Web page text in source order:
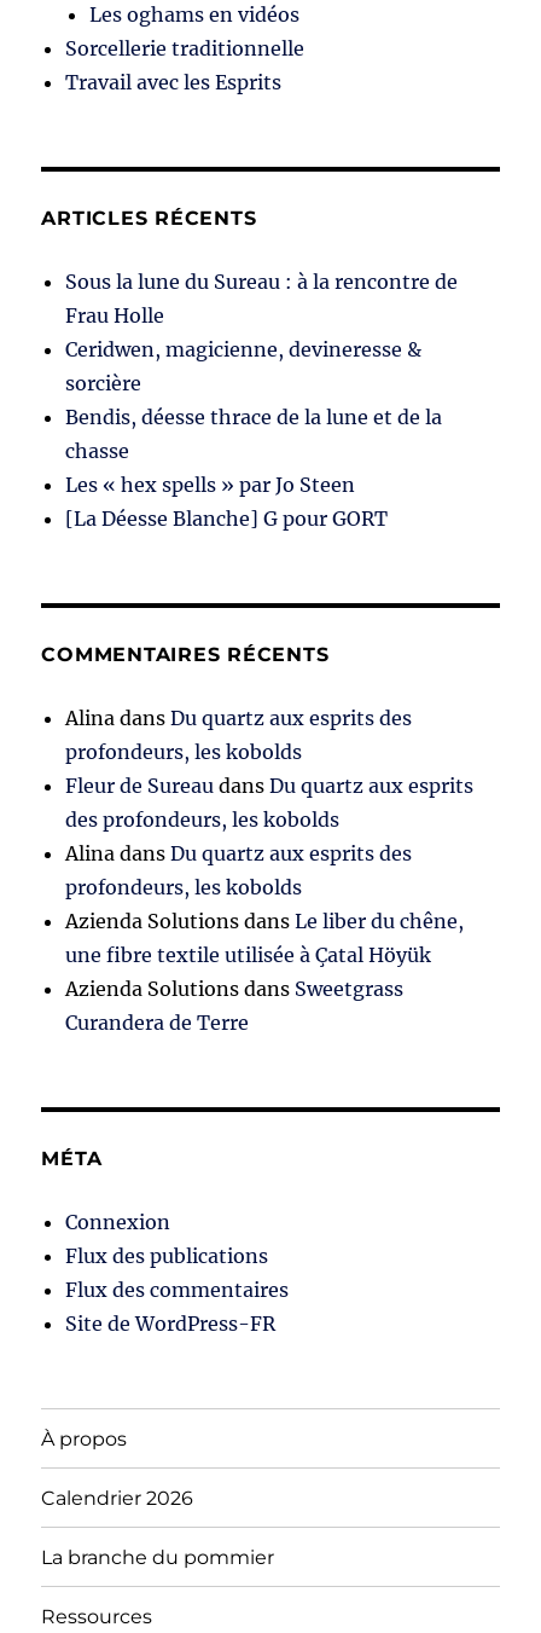
Les oghams en vidéos
Sorcellerie traditionnelle
Travail avec les Esprits
ARTICLES RÉCENTS
Sous la lune du Sureau : à la rencontre de
Frau Holle
Ceridwen, magicienne, devineresse &
sorcière
Bendis, déesse thrace de la lune et de la
chasse
Les « hex spells » par Jo Steen
[La Déesse Blanche] G pour GORT
COMMENTAIRES RÉCENTS
Alina dansDu quartz aux esprits des
profondeurs, les kobolds
Fleur de Sureau dansDu quartz aux esprits
des profondeurs, les kobolds
Alina dansDu quartz aux esprits des
profondeurs, les kobolds
Azienda Solutions dansLe liber du chêne,
une fibre textile utilisée à Çatal Höyük
Azienda Solutions dans Sweetgrass
Curandera de Terre
MÉTA
Connexion
Flux des publications
Flux des commentaires
Site de WordPress-FR
À propos
Calendrier 2026
La branche du pommier
Ressources